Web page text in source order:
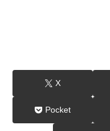
X
Pocket